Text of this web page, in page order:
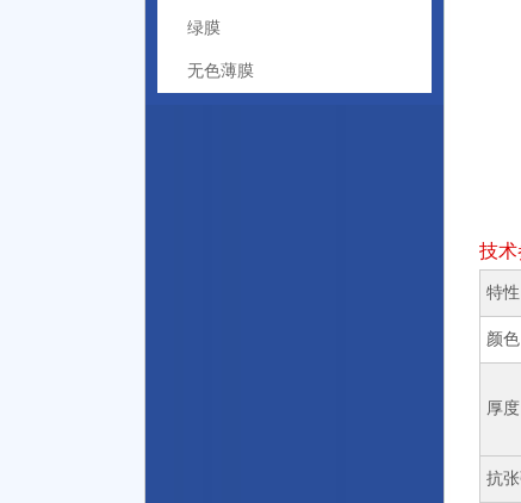
绿膜
无色薄膜
技术
特性
颜色
厚度
抗